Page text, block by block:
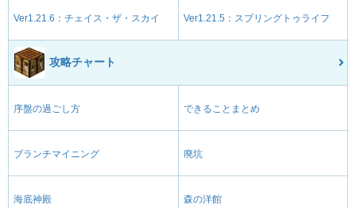
Ver1.21.6：チェイス・ザ・スカイ Ver1.21.5：スプリングトゥライフ
攻略チャート
序盤の過ごし方 できることまとめ
ブランチマイニング 廃坑
海底神殿 森の洋館